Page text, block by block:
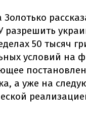
разрешить
50 тысяч
условий на
а уже на